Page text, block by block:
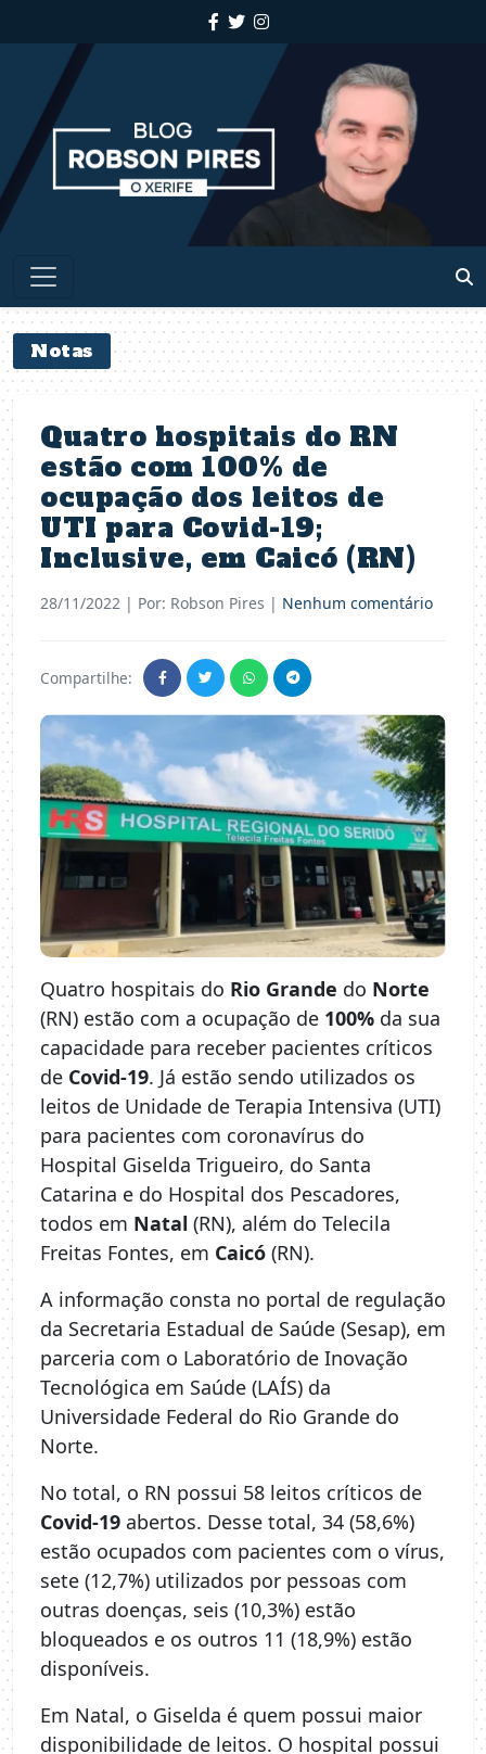
Notas
Quatro hospitais do RN
estão com 100% de
ocupação dos leitos de
UTI para Covid-19;
Inclusive, em Caicó (RN)
28/11/2022 | Por: Robson Pires | Nenhum comentário
Compartilhe:
Quatro hospitais do Rio Grande do Norte
(RN) estão com a ocupação de 100% da sua
capacidade para receber pacientes críticos
de Covid-19. Já estão sendo utilizados os
leitos de Unidade de Terapia Intensiva (UTI)
para pacientes com coronavírus do
Hospital Giselda Trigueiro, do Santa
Catarina e do Hospital dos Pescadores,
todos em Natal (RN), além do Telecila
Freitas Fontes, em Caicó (RN).
A informação consta no portal de regulação
da Secretaria Estadual de Saúde (Sesap), em
parceria com o Laboratório de Inovação
Tecnológica em Saúde (LAÍS) da
Universidade Federal do Rio Grande do
Norte.
No total, o RN possui 58 leitos críticos de
Covid-19 abertos. Desse total, 34 (58,6%)
estão ocupados com pacientes com o vírus,
sete (12,7%) utilizados por pessoas com
outras doenças, seis (10,3%) estão
bloqueados e os outros 11 (18,9%) estão
disponíveis.
Em Natal, o Giselda é quem possui maior
disponibilidade de leitos. O hospital possui